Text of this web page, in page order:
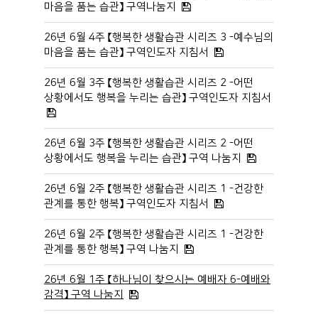
마음을 품는 습관】 구역나눔지
26년 6월 4주 【행복한 생활습관 시리즈 3 -예수님의
마음을 품는 습관】 구역인도자 지침서
26년 6월 3주 【행복한 생활습관 시리즈 2 -어떤
상황에서도 행복을 누리는 습관】 구역인도자 지침서
26년 6월 3주 【행복한 생활습관 시리즈 2 -어떤
상황에서도 행복을 누리는 습관】 구역 나눔지
26년 6월 2주 【행복한 생활습관 시리즈 1 -건강한
관계를 통한 행복】 구역인도자 지침서
26년 6월 2주 【행복한 생활습관 시리즈 1 -건강한
관계를 통한 행복】 구역 나눔지
26년 6월 1주 【하나님이 찾으시는 예배자 6-예배와
감격】 구역 나눔지